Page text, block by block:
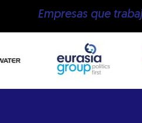
Empresas que